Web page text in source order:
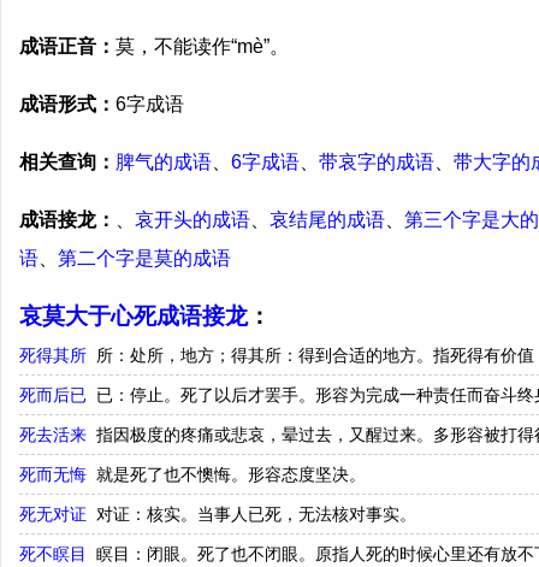
成语正音： 莫，不能读作“mè”。
成语形式： 6字成语
相关查询： 脾气的成语 6字成语 带哀字的成语 带大字的
成语接龙： 哀开头的成语 哀结尾的成语
第三个字是大
语
第二个字是莫的成语
哀莫大于心死成语接龙：
死得其所 所：处所，地方；得其所：得到合适的地方。指死得有价
死而后已 已：停止。死了以后才罢手。形容为完成一种责任而奋斗终
死去活来 指因极度的疼痛或悲哀，晕过去，又醒过来。多形容被打
死而无悔 就是死了也不懊悔。形容态度坚决。
死无对证 对证：核实。当事人已死，无法核对事实。
死不瞑目 瞑目：闭眼。死了也不闭眼。原指人死的时候心里还有放